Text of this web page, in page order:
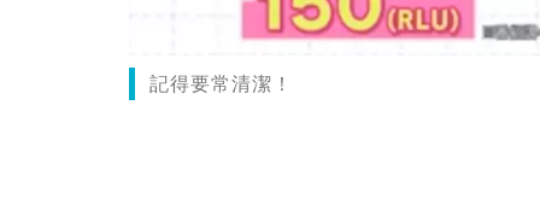
記得要常清潔！